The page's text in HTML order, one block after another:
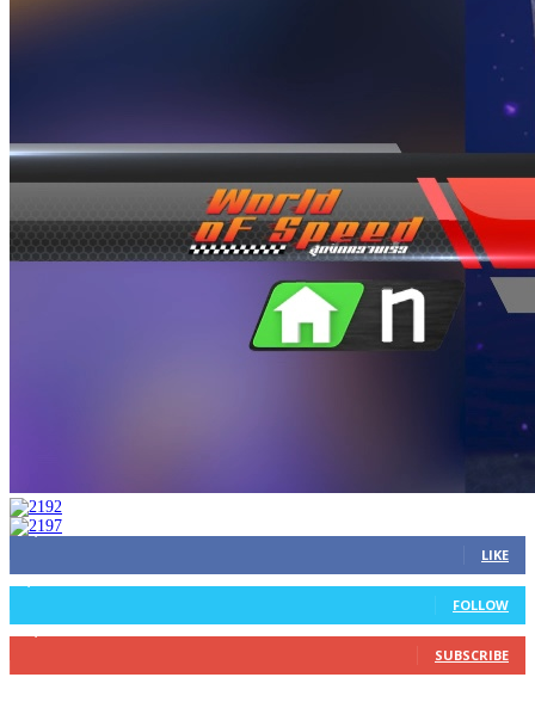
45,305
LIKE
2,754 Followers
FOLLOW
27,500 Subscribers
SUBSCRIBE